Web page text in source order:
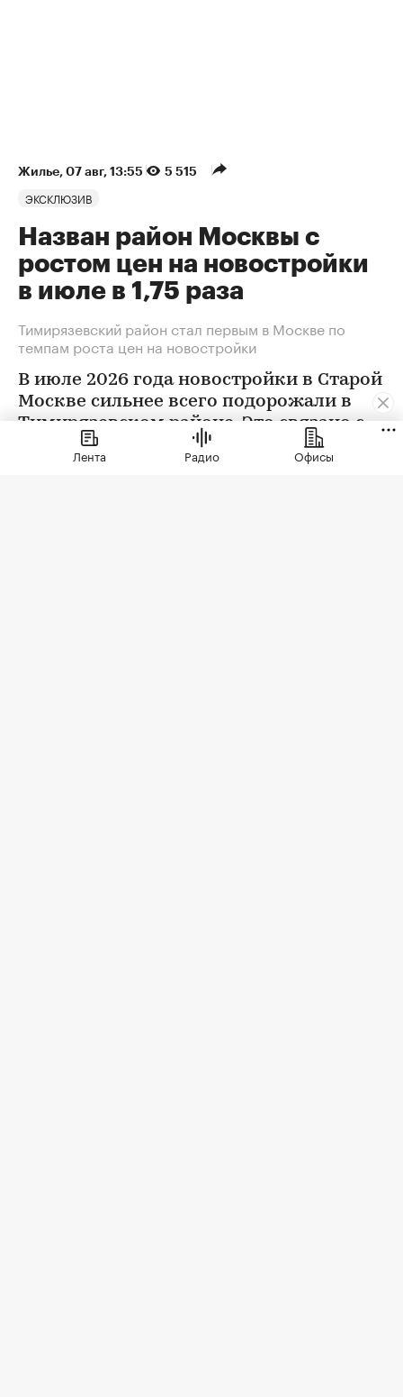
Жилье⁠, 07 авг, 13:55 5 515
ЭКСКЛЮЗИВ
Назван район Москвы с
ростом цен на новостройки
в июле в 1,75 раза
Тимирязевский район стал первым в Москве по
темпам роста цен на новостройки
В июле 2026 года новостройки в Старой
Москве сильнее всего подорожали в
Тимирязевском районе. Это связано с
появлением в экспозиции нового
проекта бизнес-класса
Лента Радио Офисы